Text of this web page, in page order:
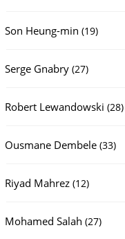
Son Heung-min 1919
Serge Gnabry 2727
Robert Lewandowski 2828
Ousmane Dembele 3333
Riyad Mahrez 1212
Mohamed Salah 2727